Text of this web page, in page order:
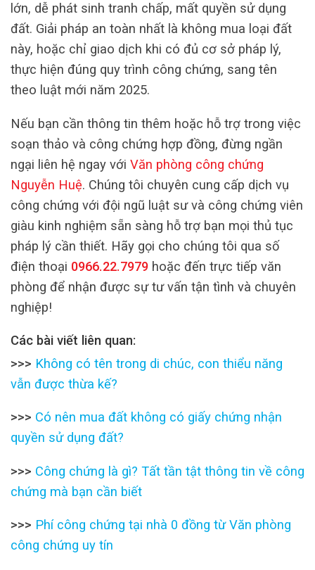
lớn, dễ phát sinh tranh chấp, mất quyền sử dụng
đất. Giải pháp an toàn nhất là không mua loại đất
này, hoặc chỉ giao dịch khi có đủ cơ sở pháp lý,
thực hiện đúng quy trình công chứng, sang tên
theo luật mới năm 2025.
Nếu bạn cần thông tin thêm hoặc hỗ trợ trong việc
soạn thảo và công chứng hợp đồng, đừng ngần
ngại liên hệ ngay với Văn phòng công chứng
Nguyễn Huệ. Chúng tôi chuyên cung cấp dịch vụ
công chứng với đội ngũ luật sư và công chứng viên
giàu kinh nghiệm sẵn sàng hỗ trợ bạn mọi thủ tục
pháp lý cần thiết. Hãy gọi cho chúng tôi qua số
điện thoại 0966.22.7979 hoặc đến trực tiếp văn
phòng để nhận được sự tư vấn tận tình và chuyên
nghiệp!
Các bài viết liên quan:
>>> Không có tên trong di chúc, con thiểu năng
vẫn được thừa kế?
>>> Có nên mua đất không có giấy chứng nhận
quyền sử dụng đất?
>>> Công chứng là gì? Tất tần tật thông tin về công
chứng mà bạn cần biết
>>> Phí công chứng tại nhà 0 đồng từ Văn phòng
công chứng uy tín